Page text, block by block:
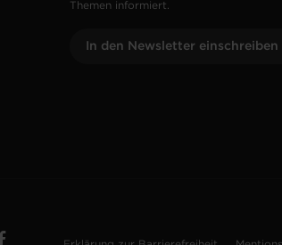
Themen informiert.
In den Newsletter einschreiben